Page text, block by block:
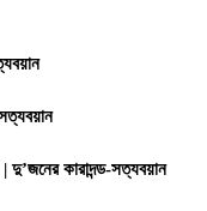
| দু’জনের কারাদন্ড-সত্যবয়ান